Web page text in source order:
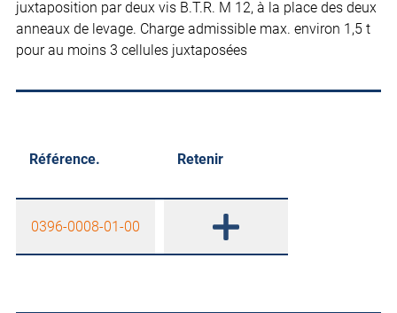
juxtaposition par deux vis B.T.R. M 12, à la place des deux
anneaux de levage. Charge admissible max. environ 1,5 t
pour au moins 3 cellules juxtaposées
Référence. Retenir
0396-0008-01-00